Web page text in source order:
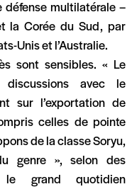
défense multilatérale –
la Corée du Sud, par
Unis et l’Australie.
sont sensibles. « Le
avec le
sur l’exportation de
celles de pointe
de la classe Soryu,
genre », selon des
le grand quotidien